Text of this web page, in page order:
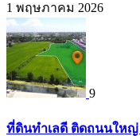
1 พฤษภาคม 2026
9
ที่ดินทำเลดี ติดถนนใหญ่